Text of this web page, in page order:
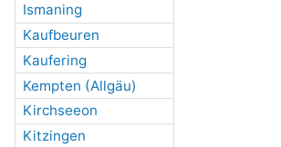
Ismaning
Kaufbeuren
Kaufering
Kempten (Allgäu)
Kirchseeon
Kitzingen